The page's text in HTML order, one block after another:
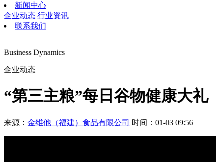
新闻中心
企业动态 行业资讯
联系我们
Business Dynamics
企业动态
“第三主粮”每日谷物健康大礼
来源： 金维他（福建）食品有限公司 时间：01-03 09:56